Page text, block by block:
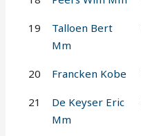
19
Talloen Bert
Mm
20 Francken Kobe
21
De Keyser Eric
Mm